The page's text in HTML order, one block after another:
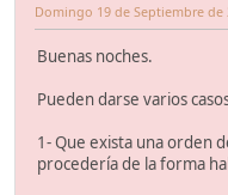
Domingo 19 de Septiembre de
Buenas noches.
Pueden darse varios
1- Que exista una orden
procedería de la forma